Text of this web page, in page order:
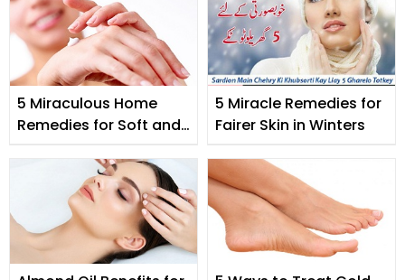
5 Miraculous Home
Remedies for Soft and
5 Miracle Remedies for
Fairer Skin in Winters